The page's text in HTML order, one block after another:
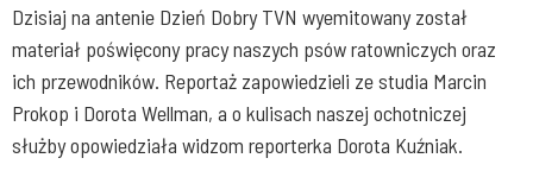
Dzisiaj na antenie Dzień Dobry TVN wyemitowany został
materiał poświęcony pracy naszych psów ratowniczych oraz
ich przewodników. Reportaż zapowiedzieli ze studia Marcin
Prokop i Dorota Wellman, a o kulisach naszej ochotniczej
służby opowiedziała widzom reporterka Dorota Kuźniak.